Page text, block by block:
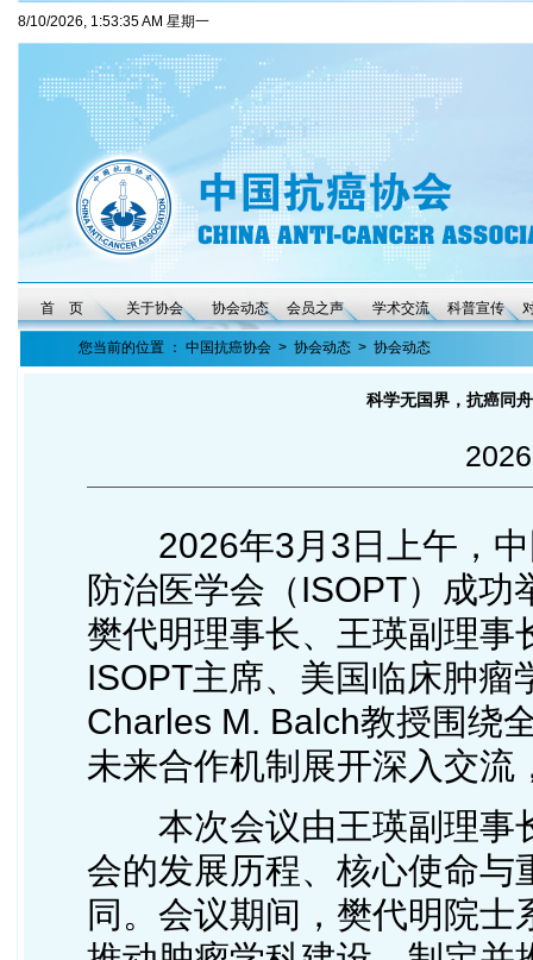
8/10/2026, 1:53:35 AM 星期一
首 页 关于协会 协会动态 会员之声 学术交流 科普宣传
您当前的位置 ： 中国抗癌协会 > 协会动态 > 协会动态
科学无国界，抗癌同
2026年3月3日上午，中
防治医学会（ISOPT）成
樊代明理事长、王瑛副理事
ISOPT主席、美国临床肿瘤
Charles M. Balch教授围绕
未来合作机制展开深入交流
本次会议由王瑛副理事
会的发展历程、核心使命与
同。会议期间，樊代明院